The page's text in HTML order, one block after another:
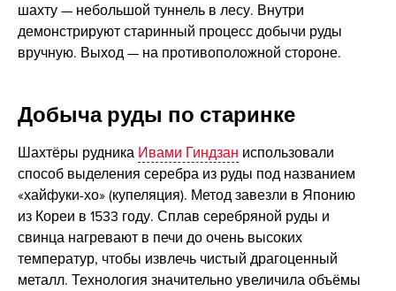
шахту — небольшой туннель в лесу. Внутри
демонстрируют старинный процесс добычи руды
вручную. Выход — на противоположной стороне.
Добыча руды по старинке
Шахтёры рудника Ивами Гиндзан использовали
способ выделения серебра из руды под названием
«хайфуки-хо» (купеляция). Метод завезли в Японию
из Кореи в 1533 году. Сплав серебряной руды и
свинца нагревают в печи до очень высоких
температур, чтобы извлечь чистый драгоценный
металл. Технология значительно увеличила объёмы